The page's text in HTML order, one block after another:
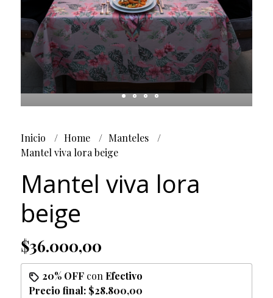
Inicio Home
Manteles
Mantel viva lora beige
Mantel viva lora
beige
$36.000,00
20% OFFcon Efectivo
Precio final: $28.800,00